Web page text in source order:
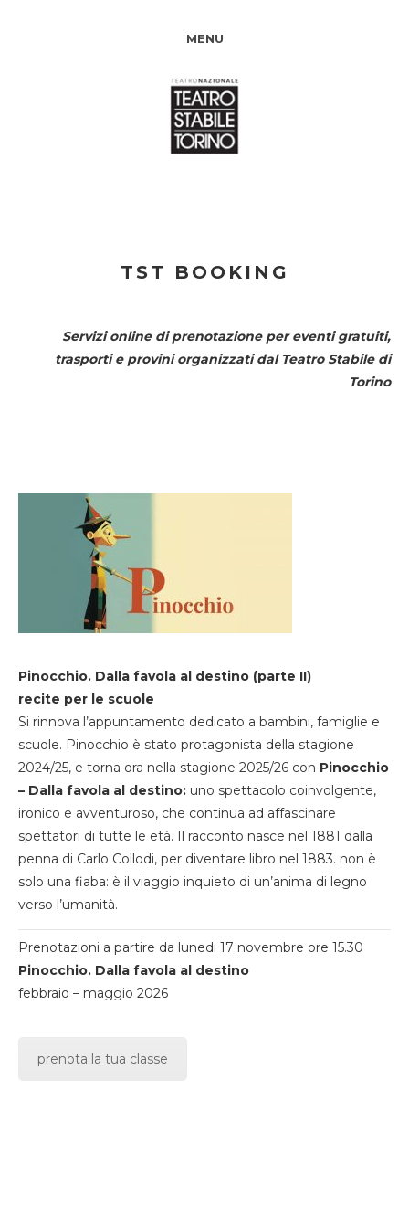
MENU
TST BOOKING
Servizi online di prenotazione per eventi gratuiti,
trasporti e provini organizzati dal Teatro Stabile di
Torino
Pinocchio. Dalla favola al destino (parte II)
recite per le scuole
Si rinnova l’appuntamento dedicato a bambini, famiglie e
scuole. Pinocchio è stato protagonista della stagione
2024/25, e torna ora nella stagione 2025/26 con Pinocchio
– Dalla favola al destino: uno spettacolo coinvolgente,
ironico e avventuroso, che continua ad affascinare
spettatori di tutte le età. Il racconto nasce nel 1881 dalla
penna di Carlo Collodi, per diventare libro nel 1883. non è
solo una fiaba: è il viaggio inquieto di un’anima di legno
verso l’umanità.
Prenotazioni a partire da lunedi 17 novembre ore 15.30
Pinocchio. Dalla favola al destino
febbraio – maggio 2026
prenota la tua classe